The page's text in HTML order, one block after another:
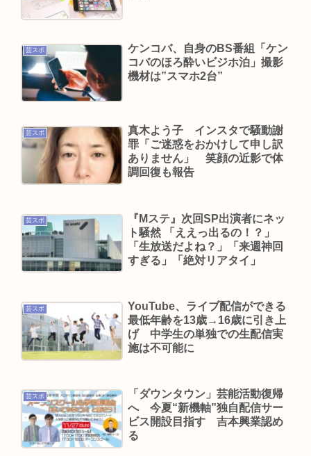
(ヽ´ん`)「手術が始まった…大丈夫大丈夫落ち着
「ガンダムW」👈一人クソダサい機体がいるよな
48歳で貯金160万て普通？
地震の瞬間の手術室の防犯カメラが開示されてし
元TBS山本里菜アナ、離婚を報告 4年間の結婚生活
は「宝物」…「話し合いを重ねた結果」決断
日本の芸能人、続々と日本脱出
Powered by livedoor 相互RSS
芸スポ
ケンコバ、自身のBS番組「ケン
コバのほろ酔いビジホ泊」撮影
機材は”スマホ2台”
芸スポ
真木よう子 インスタで騒動謝
罪「ご迷惑をおかけして申し訳
ありません」 笑顔の近影で体
調回復も報告
芸スポ
『Mステ』次回SP出演者にネッ
ト騒然 「ええっ出るの！？」
「生放送だよね？」「来週神回
すぎる」「絶対リアタイ」
芸スポ
YouTube、ライブ配信ができる
最低年齢を13歳→16歳に引き上
げ 中学生の単独での生配信実
施は不可能に
芸スポ
「ダウンタウン」芸能活動復帰
へ 今夏“新機軸”独自配信サー
ビス開設目指す 吉本興業認め
る